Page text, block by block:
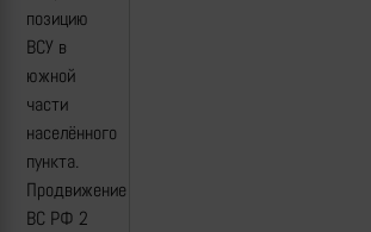
позицию
ВСУ в
южной
части
населённого
пункта.
Продвижение
ВС РФ 2